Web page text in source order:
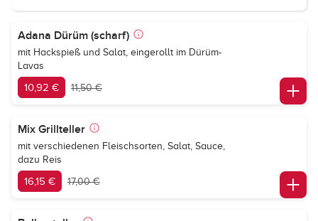
Adana Dürüm (scharf)
mit Hackspieß und Salat, eingerollt im Dürüm-
Lavas
10,92 € 11,50 €
Mix Grillteller
mit verschiedenen Fleischsorten, Salat, Sauce,
dazu Reis
16,15 € 17,00 €